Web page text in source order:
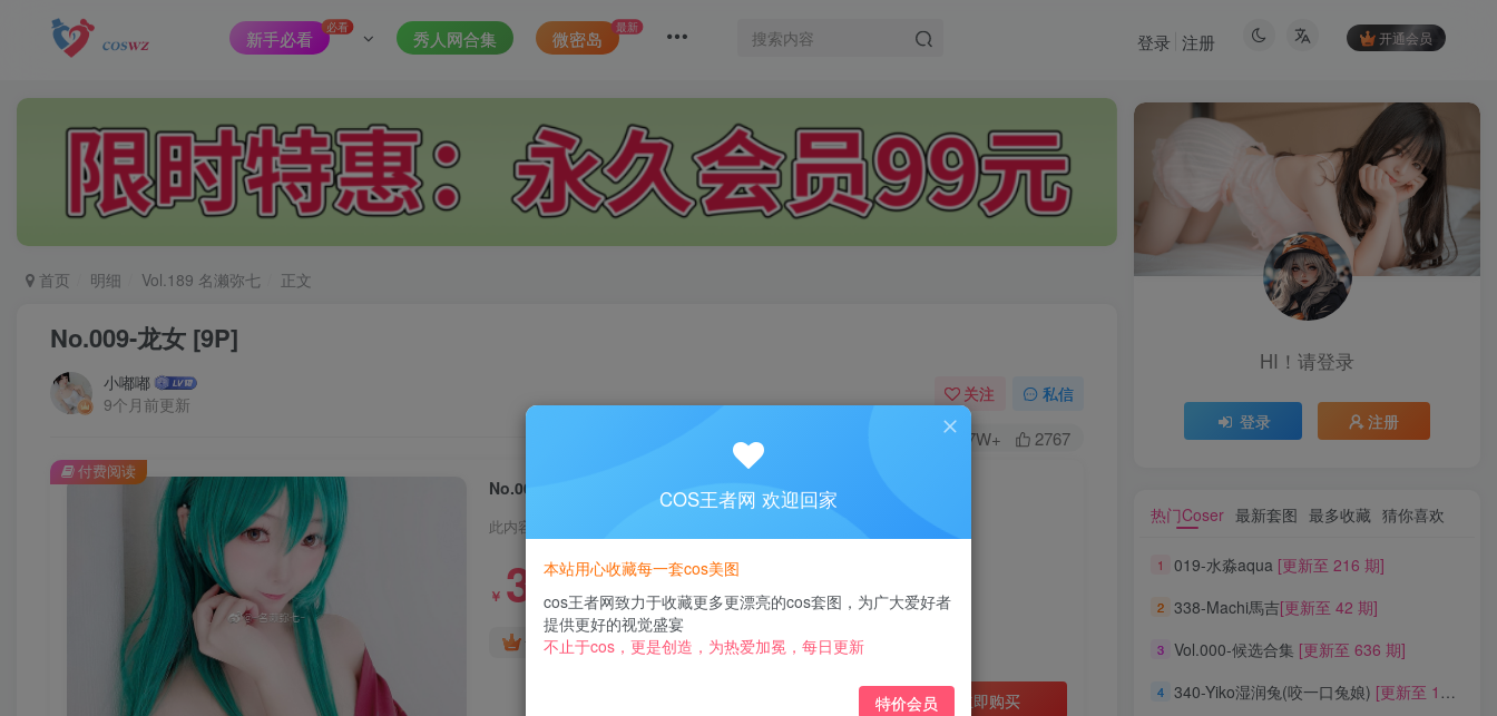
新手必看 必看 秀人网合集 微密岛 最新
开通会员
登录 注册
首页 明细 Vol.189 名濑弥七 正文
No.009-龙女 [9P]
小嘟嘟
9个月前更新
关注 私信
1.7W+ 2767
No.009-龙女 [9P]
此内容为付费阅读，请付费后查看
￥ 3
黄金会员免费 钻石会员免费
立即购买
付费阅读
HI！请登录
登录 注册
热门Coser 最新套图 最多收藏 猜你喜欢
1 019-水淼aqua [更新至 216 期]
2 338-Machi馬吉[更新至 42 期]
3 Vol.000-候选合集 [更新至 636 期]
4 340-Yiko湿润兔(咬一口兔娘) [更新至 136 期]
HI！请登录
登录 注册
热门Coser 最新套图 最多收藏 猜你喜欢
1 019-水淼aqua [更新至 216 期]
2 338-Machi馬吉[更新至 42 期]
3 Vol.000-候选合集 [更新至 636 期]
4 340-Yiko湿润兔(咬一口兔娘) [更新至 136 期]
COS王者网 欢迎回家
本站用心收藏每一套cos美图
cos王者网致力于收藏更多更漂亮的cos套图，为广大爱好者
提供更好的视觉盛宴
不止于cos，更是创造，为热爱加冕，每日更新
特价会员